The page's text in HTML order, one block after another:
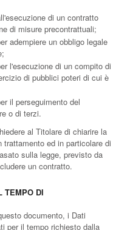
di un contratto
di misure precontrattuali;
adempiere un obbligo legale
l'esecuzione di un compito di
di pubblici poteri di cui è
il perseguimento del
o di terzi.
al Titolare di chiarire la
ed in particolare di
sulla legge, previsto da
un contratto.
TEMPO DI
documento, i Dati
per il tempo richiesto dalla